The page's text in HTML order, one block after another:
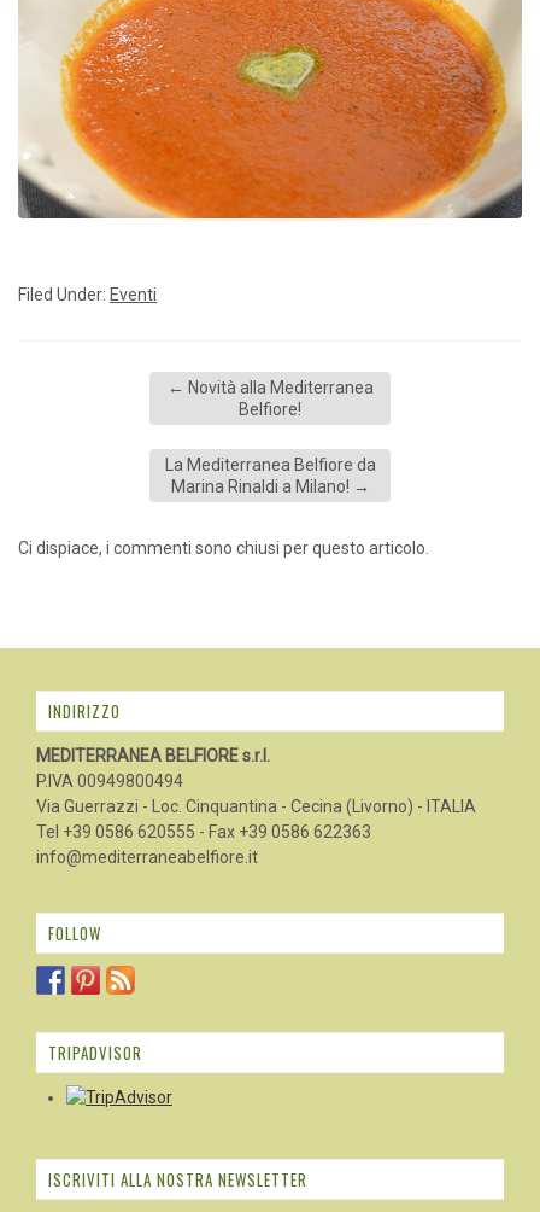
Filed Under: Eventi
← Novità alla Mediterranea
Belfiore!
La Mediterranea Belfiore da
Marina Rinaldi a Milano! →
Ci dispiace, i commenti sono chiusi per questo articolo.
INDIRIZZO
MEDITERRANEA BELFIORE s.r.l.
P.IVA 00949800494
Via Guerrazzi - Loc. Cinquantina - Cecina (Livorno) - ITALIA
Tel +39 0586 620555 - Fax +39 0586 622363
info@mediterraneabelfiore.it
FOLLOW
TRIPADVISOR
ISCRIVITI ALLA NOSTRA NEWSLETTER